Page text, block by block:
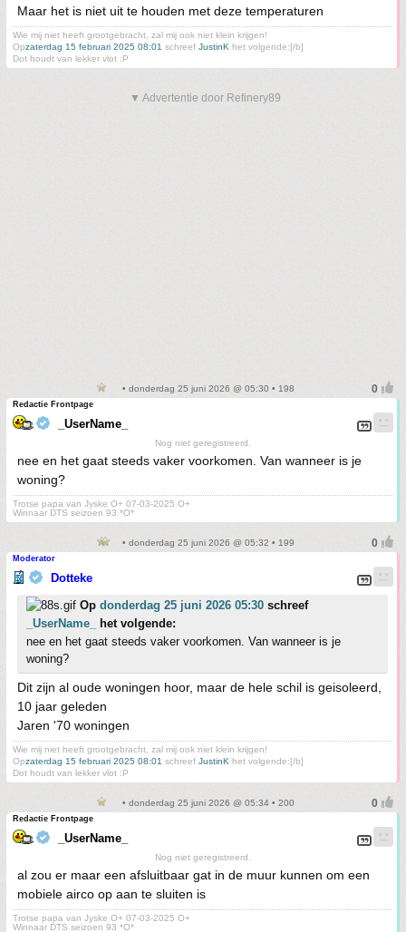
Maar het is niet uit te houden met deze temperaturen
Wie mij niet heeft grootgebracht, zal mij ook niet klein krijgen!
Opzaterdag 15 februari 2025 08:01 schreef JustinK het volgende:[/b]
Dot houdt van lekker vlot :P
▼ Advertentie door Refinery89
• donderdag 25 juni 2026 @ 05:30 • 198
Redactie Frontpage
_UserName_
Nog niet geregistreerd.
nee en het gaat steeds vaker voorkomen. Van wanneer is je
woning?
Trotse papa van Jyske O+ 07-03-2025 O+
Winnaar DTS seizoen 93 *O*
• donderdag 25 juni 2026 @ 05:32 • 199
Moderator
Dotteke
Op donderdag 25 juni 2026 05:30 schreef
_UserName_
het volgende:
nee en het gaat steeds vaker voorkomen. Van wanneer is je
woning?
Dit zijn al oude woningen hoor, maar de hele schil is geisoleerd,
10 jaar geleden
Jaren '70 woningen
Wie mij niet heeft grootgebracht, zal mij ook niet klein krijgen!
Opzaterdag 15 februari 2025 08:01 schreef JustinK het volgende:[/b]
Dot houdt van lekker vlot :P
• donderdag 25 juni 2026 @ 05:34 • 200
Redactie Frontpage
_UserName_
Nog niet geregistreerd.
al zou er maar een afsluitbaar gat in de muur kunnen om een
mobiele airco op aan te sluiten is
Trotse papa van Jyske O+ 07-03-2025 O+
Winnaar DTS seizoen 93 *O*